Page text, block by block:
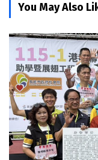
You May Also